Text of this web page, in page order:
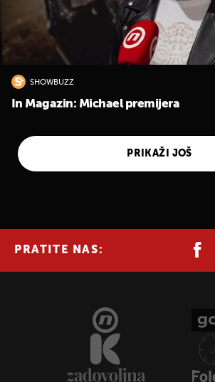
SHOWBUZZ
In Magazin: Michael premijera
PRIKAŽI JOŠ
PRATITE NAS: